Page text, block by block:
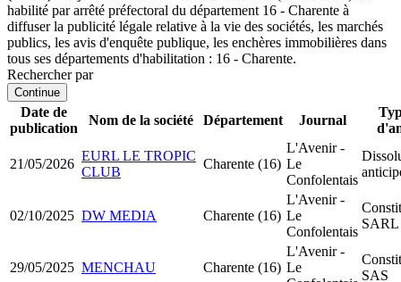
habilité par arrêté préfectoral du département 16 - Charente à
diffuser la publicité légale relative à la vie des sociétés, les marchés
publics, les avis d'enquête publique, les enchères immobilières dans
tous ses départements d'habilitation : 16 - Charente.
Rechercher par
Continue
Date de
publication
Nom de la société Département Journal
21/05/2026
EURL LE TROPIC
CLUB
Charente (16)
L'Avenir -
Le
Confolentais
02/10/2025 DW MEDIA Charente (16)
L'Avenir -
Le
Confolentais
SARL
29/05/2025 MENCHAU Charente (16)
L'Avenir -
Le
SAS